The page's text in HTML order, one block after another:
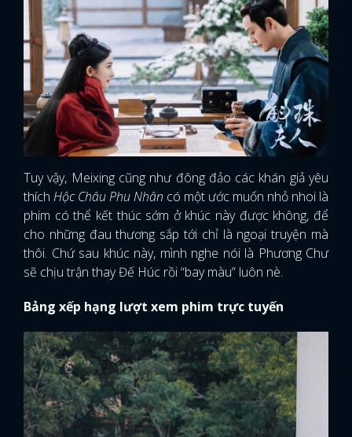
Tuy vậy, Meixing cũng như đông đảo các khán giả yêu
thích Hộc Châu Phu Nhân có một ước muốn nhỏ nhoi là
phim có thể kết thúc sớm ở khúc này được không, để
cho những đau thương sắp tới chỉ là ngoại truyện mà
thôi. Chứ sau khúc này, mình nghe nói là Phương Chư
sẽ chịu trận thay Đế Húc rồi “bay màu” luôn nè.
Bảng xếp hạng lượt xem phim trực tuyến